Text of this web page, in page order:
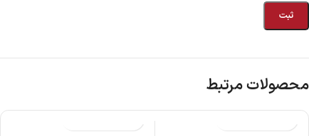
محصولات مرتبط